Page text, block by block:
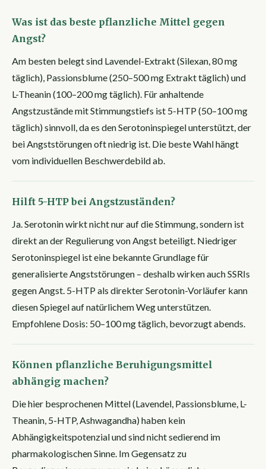
Was ist das beste pflanzliche Mittel gegen
Angst?
Am besten belegt sind Lavendel-Extrakt (Silexan, 80 mg
täglich), Passionsblume (250–500 mg Extrakt täglich) und
L-Theanin (100–200 mg täglich). Für anhaltende
Angstzustände mit Stimmungstiefs ist 5-HTP (50–100 mg
täglich) sinnvoll, da es den Serotoninspiegel unterstützt, der
bei Angststörungen oft niedrig ist. Die beste Wahl hängt
vom individuellen Beschwerdebild ab.
Hilft 5-HTP bei Angstzuständen?
Ja. Serotonin wirkt nicht nur auf die Stimmung, sondern ist
direkt an der Regulierung von Angst beteiligt. Niedriger
Serotoninspiegel ist eine bekannte Grundlage für
generalisierte Angststörungen – deshalb wirken auch SSRIs
gegen Angst. 5-HTP als direkter Serotonin-Vorläufer kann
diesen Spiegel auf natürlichem Weg unterstützen.
Empfohlene Dosis: 50–100 mg täglich, bevorzugt abends.
Können pflanzliche Beruhigungsmittel
abhängig machen?
Die hier besprochenen Mittel (Lavendel, Passionsblume, L-
Theanin, 5-HTP, Ashwagandha) haben kein
Abhängigkeitspotenzial und sind nicht sedierend im
pharmakologischen Sinne. Im Gegensatz zu